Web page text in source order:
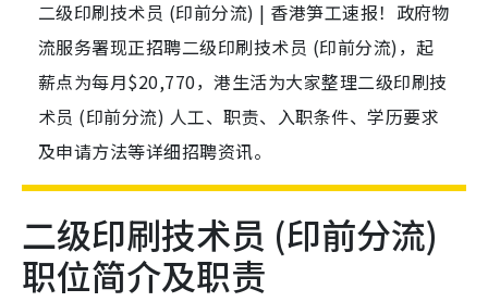
二级印刷技术员 (印前分流) | 香港笋工速报！政府物
流服务署现正招聘二级印刷技术员 (印前分流)，起
薪点为每月$20,770，港生活为大家整理二级印刷技
术员 (印前分流) 人工、职责、入职条件、学历要求
及申请方法等详细招聘资讯。
二级印刷技术员 (印前分流)
职位简介及职责